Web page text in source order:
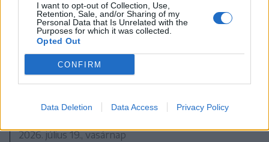
I want to opt-out of Collection, Use,
Retention, Sale, and/or Sharing of my
Personal Data that Is Unrelated with the
Purposes for which it was collected.
Opted Out
CONFIRM
Data Deletion Data Access Privacy Policy
2026. július 19., vasárnap